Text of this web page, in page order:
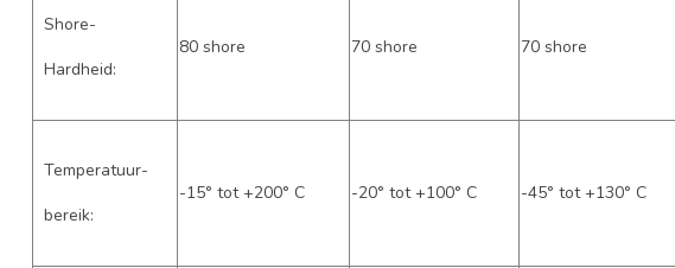
Shore-
Hardheid:
80 shore 70 shore 70 shore
Temperatuur-
bereik:
-15° tot +200° C -20° tot +100° C -45° tot +130° C